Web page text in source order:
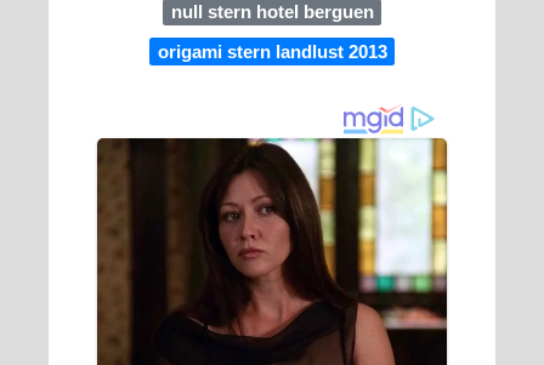
null stern hotel berguen
origami stern landlust 2013